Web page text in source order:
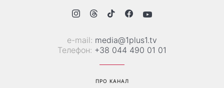
е-mail: media@1plus1.tv
Телефон: +38 044 490 01 01
ПРО КАНАЛ